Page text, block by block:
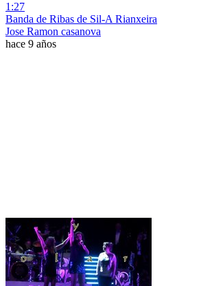
1:27
Banda de Ribas de Sil-A Rianxeira
Jose Ramon casanova
hace 9 años